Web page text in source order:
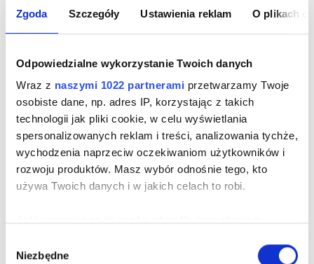
Zgoda Szczegóły Ustawienia reklam O plikach
Odpowiedzialne wykorzystanie Twoich danych
Wraz z naszymi 1022 partnerami przetwarzamy Twoje
osobiste dane, np. adres IP, korzystając z takich
technologii jak pliki cookie, w celu wyświetlania
spersonalizowanych reklam i treści, analizowania tychże,
wychodzenia naprzeciw oczekiwaniom użytkowników i
rozwoju produktów. Masz wybór odnośnie tego, kto
używa Twoich danych i w jakich celach to robi.
geograficznej z dokładnością nawet do kilku metrów
zgody
Niezbędne